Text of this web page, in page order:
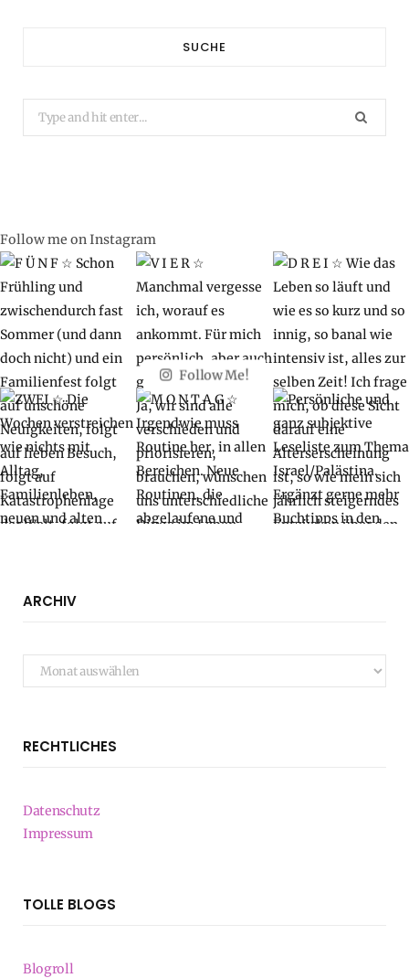
SUCHE
Search
for:
Follow me on Instagram
Follow Me!
ARCHIV
Archiv
RECHTLICHES
Datenschutz
Impressum
TOLLE BLOGS
Blogroll